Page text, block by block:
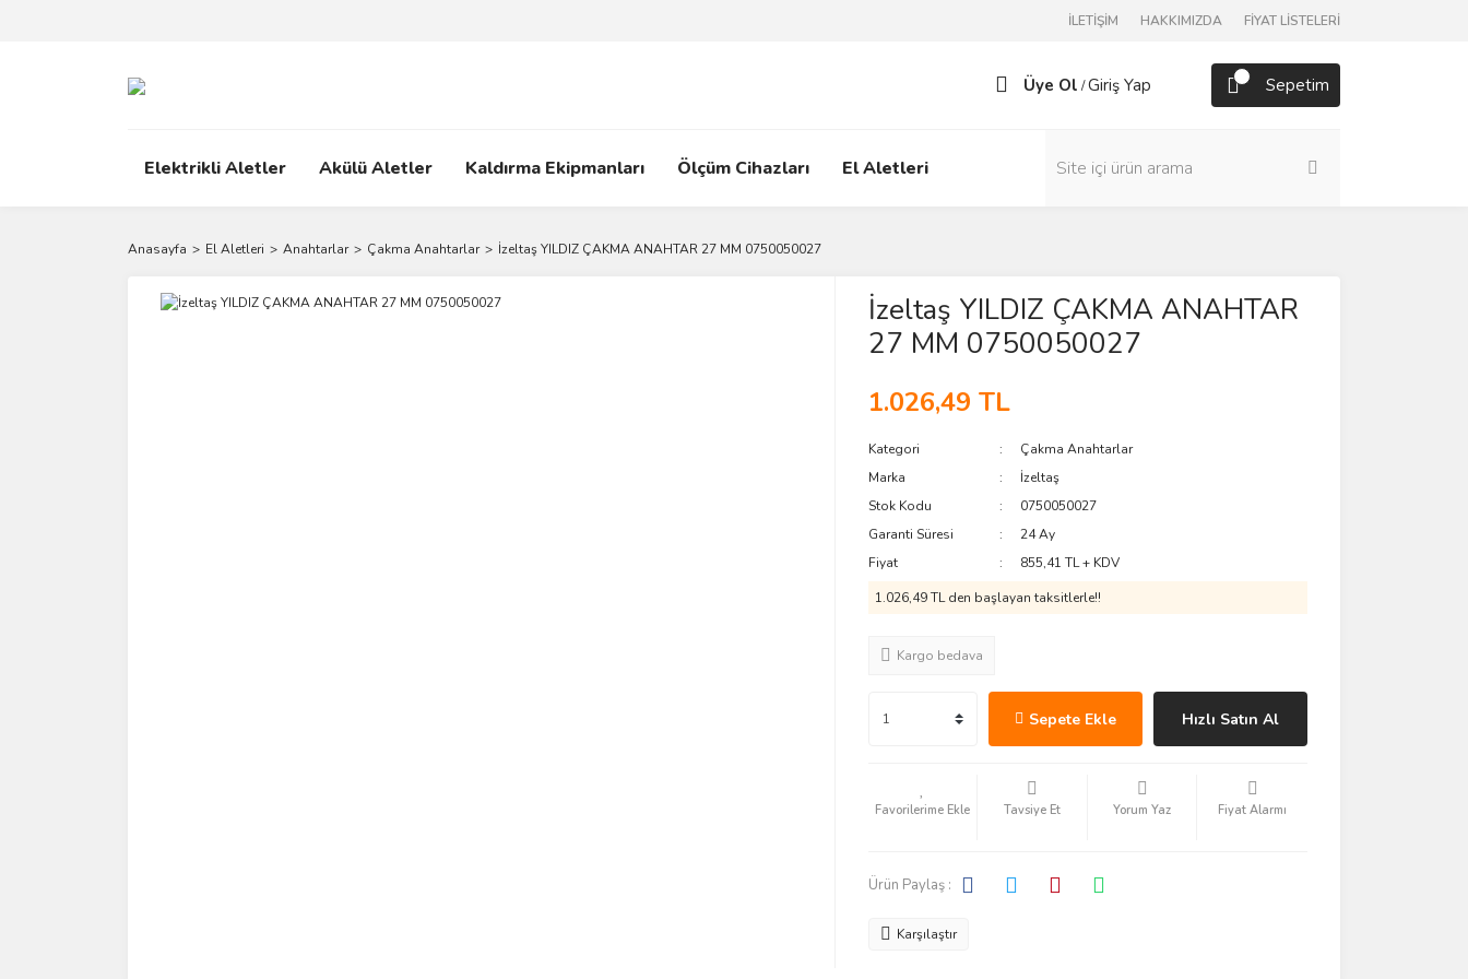
İLETİŞİM HAKKIMIZDA FİYAT LİSTELERİ
Üye Ol /Giriş Yap Sepetim
Elektrikli Aletler Akülü Aletler Kaldırma Ekipmanları Ölçüm Cihazları El Aletleri
Anasayfa El Aletleri Anahtarlar Çakma Anahtarlar İzeltaş YILDIZ ÇAKMA ANAHTAR 27 MM 0750050027
İzeltaş YILDIZ ÇAKMA ANAHTAR
27 MM 0750050027
1.026,49 TL
Kategori
Çakma Anahtarlar
Marka
İzeltaş
Stok Kodu
0750050027
Garanti Süresi
24 Ay
Fiyat
855,41 TL + KDV
1.026,49 TL den başlayan taksitlerle!!
Kargo bedava
Sepete Ekle Hızlı Satın Al
Tavsiye Et Yorum Yaz Fiyat Alarmı
Ürün Paylaş :
Karşılaştır